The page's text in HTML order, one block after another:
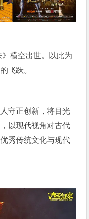
横空出世。以此为
飞跃。
守正创新，将目光
以现代视角对古代
秀传统文化与现代